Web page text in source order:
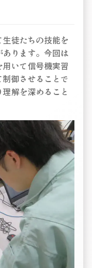
徒たちの技能を
ります。今回は
いて信号機実習
御させることで
解を深めること